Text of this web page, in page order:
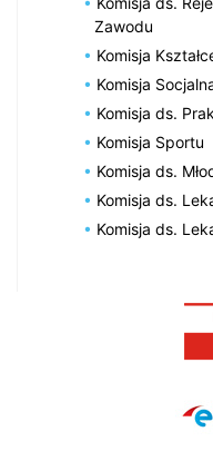
Zawodu
Komisja
Komisja
Komisja ds.
Komisja Sportu
Komisja ds.
Komisja ds.
Komisja ds.